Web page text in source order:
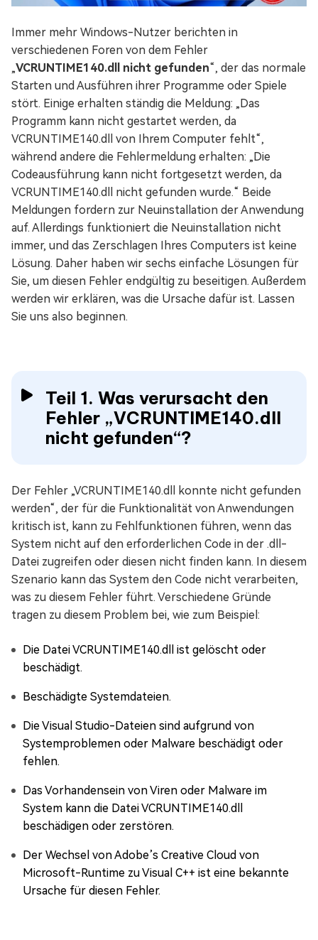
Immer mehr Windows-Nutzer berichten in
verschiedenen Foren von dem Fehler
„VCRUNTIME140.dll nicht gefunden“, der das normale
Starten und Ausführen ihrer Programme oder Spiele
stört. Einige erhalten ständig die Meldung: „Das
Programm kann nicht gestartet werden, da
VCRUNTIME140.dll von Ihrem Computer fehlt“,
während andere die Fehlermeldung erhalten: „Die
Codeausführung kann nicht fortgesetzt werden, da
VCRUNTIME140.dll nicht gefunden wurde.“ Beide
Meldungen fordern zur Neuinstallation der Anwendung
auf. Allerdings funktioniert die Neuinstallation nicht
immer, und das Zerschlagen Ihres Computers ist keine
Lösung. Daher haben wir sechs einfache Lösungen für
Sie, um diesen Fehler endgültig zu beseitigen. Außerdem
werden wir erklären, was die Ursache dafür ist. Lassen
Sie uns also beginnen.
Teil 1. Was verursacht den
Fehler „VCRUNTIME140.dll
nicht gefunden“?
Der Fehler „VCRUNTIME140.dll konnte nicht gefunden
werden“, der für die Funktionalität von Anwendungen
kritisch ist, kann zu Fehlfunktionen führen, wenn das
System nicht auf den erforderlichen Code in der .dll-
Datei zugreifen oder diesen nicht finden kann. In diesem
Szenario kann das System den Code nicht verarbeiten,
was zu diesem Fehler führt. Verschiedene Gründe
tragen zu diesem Problem bei, wie zum Beispiel:
Die Datei VCRUNTIME140.dll ist gelöscht oder
beschädigt.
Beschädigte Systemdateien.
Die Visual Studio-Dateien sind aufgrund von
Systemproblemen oder Malware beschädigt oder
fehlen.
Das Vorhandensein von Viren oder Malware im
System kann die Datei VCRUNTIME140.dll
beschädigen oder zerstören.
Der Wechsel von Adobe’s Creative Cloud von
Microsoft-Runtime zu Visual C++ ist eine bekannte
Ursache für diesen Fehler.